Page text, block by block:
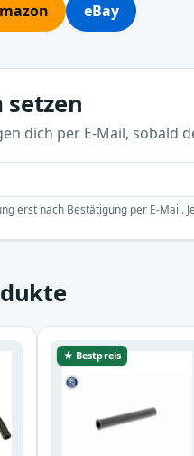
eBay
setzen
dich per E-Mail, sobald
erst nach Bestätigung per E-Mail.
★ Bestpreis